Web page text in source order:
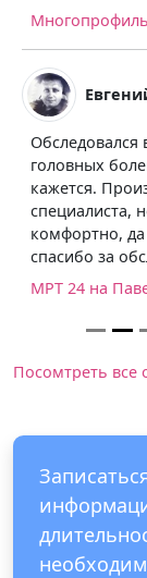
головных
кажется.
специалиста,
комфортно,
спасибо за
МРТ 24 на
Посомтреть все